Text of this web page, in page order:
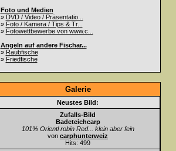
Foto und Medien
» DVD / Video / Präsentatio...
» Foto / Kamera / Tips & Tr...
» Fotowettbewerbe von www.c...
Angeln auf andere Fischar...
» Raubfische
» Friedfische
Galerie
Neustes Bild:
Zufalls-Bild
Badeteichcarp
101% Orientl robin Red... klein aber fein
von carphunterweiz
Hits: 499